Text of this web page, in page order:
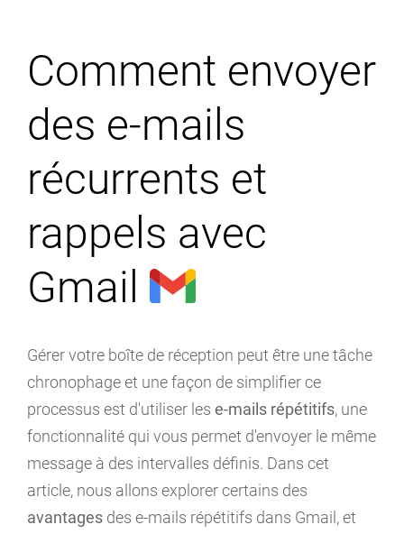
Comment envoyer
des e-mails
récurrents et
rappels avec
Gmail
Gérer votre boîte de réception peut être une tâche
chronophage et une façon de simplifier ce
processus est d'utiliser les e-mails répétitifs, une
fonctionnalité qui vous permet d'envoyer le même
message à des intervalles définis. Dans cet
article, nous allons explorer certains des
avantages des e-mails répétitifs dans Gmail, et